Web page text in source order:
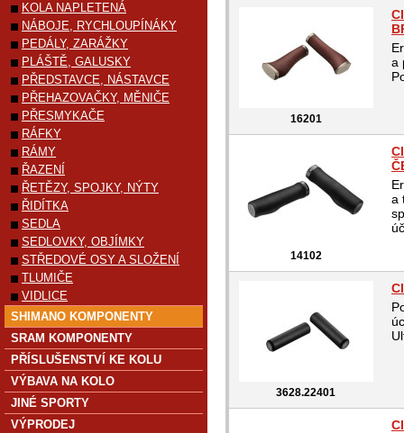
16201
a
14102
a
3628.22401
KOLA NAPLETENÁ
NÁBOJE, RYCHLOUPÍNÁKY
PEDÁLY, ZARÁŽKY
PLÁŠTĚ, GALUSKY
PŘEDSTAVCE, NÁSTAVCE
PŘEHAZOVAČKY, MĚNIČE
PŘESMYKAČE
RÁFKY
RÁMY
ŘAZENÍ
ŘETĚZY, SPOJKY, NÝTY
ŘIDÍTKA
SEDLA
SEDLOVKY, OBJÍMKY
STŘEDOVÉ OSY A SLOŽENÍ
TLUMIČE
VIDLICE
SHIMANO KOMPONENTY
SRAM KOMPONENTY
PŘÍSLUŠENSTVÍ KE KOLU
VÝBAVA NA KOLO
JINÉ SPORTY
VÝPRODEJ